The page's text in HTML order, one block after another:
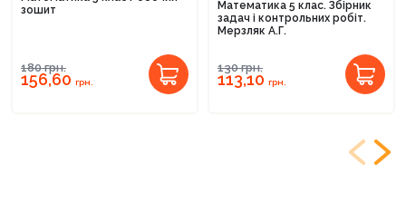
зошит
180грн.
156,60 грн.
Математика 5 клас. Збірник
задач і контрольних робіт.
Мерзляк А.Г.
130грн.
113,10 грн.